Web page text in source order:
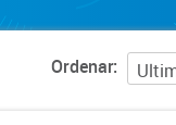
Ordenar